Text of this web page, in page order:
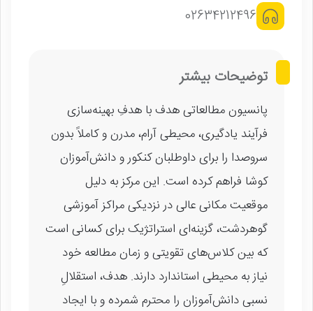
02634212496
توضیحات بیشتر
پانسیون مطالعاتی هدف با هدفِ بهینه‌سازی
فرآیند یادگیری، محیطی آرام، مدرن و کاملاً بدون
سروصدا را برای داوطلبان کنکور و دانش‌آموزان
کوشا فراهم کرده است. این مرکز به دلیل
موقعیت مکانی عالی در نزدیکی مراکز آموزشی
گوهردشت، گزینه‌ای استراتژیک برای کسانی است
که بین کلاس‌های تقویتی و زمان مطالعه خود
نیاز به محیطی استاندارد دارند. هدف، استقلالِ
نسبی دانش‌آموزان را محترم شمرده و با ایجاد